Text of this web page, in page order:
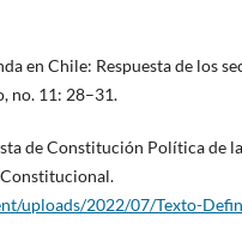
en Chile: Respuesta de los
no. 11: 28–31.
de Constitución Política de la
uploads/2022/07/Texto-